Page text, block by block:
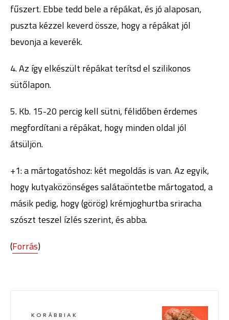
fűszert. Ebbe tedd bele a répákat, és jó alaposan,
puszta kézzel keverd össze, hogy a répákat jól
bevonja a keverék.
4. Az így elkészült répákat terítsd el szilikonos
sütőlapon.
5. Kb. 15-20 percig kell sütni, félidőben érdemes
megfordítani a répákat, hogy minden oldal jól
átsüljön.
+1: a mártogatóshoz: két megoldás is van. Az egyik,
hogy kutyaközönséges salátaöntetbe mártogatod, a
másik pedig, hogy (görög) krémjoghurtba sriracha
szószt teszel ízlés szerint, és abba.
(Forrás)
KORÁBBIAK